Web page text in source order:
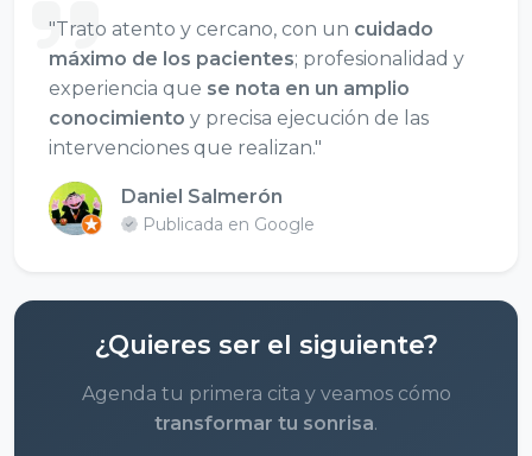
"Trato atento y cercano, con un cuidado
máximo de los pacientes; profesionalidad y
experiencia que se nota en un amplio
conocimiento y precisa ejecución de las
intervenciones que realizan."
Daniel Salmerón
Publicada en Google
¿Quieres ser el siguiente?
Agenda tu primera cita y veamos cómo
transformar tu sonrisa.